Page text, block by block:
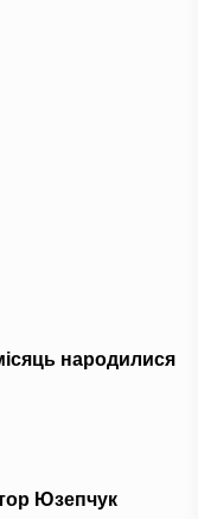
народилися
Юзепчук